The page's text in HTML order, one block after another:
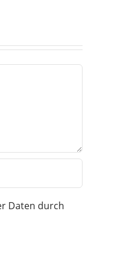
Daten durch